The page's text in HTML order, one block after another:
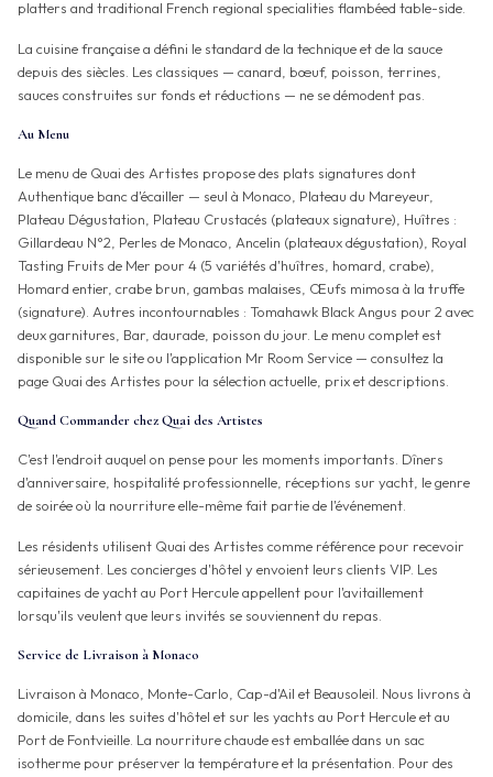
platters and traditional French regional specialities flambéed table-side.
La cuisine française a défini le standard de la technique et de la sauce
depuis des siècles. Les classiques — canard, bœuf, poisson, terrines,
sauces construites sur fonds et réductions — ne se démodent pas.
Au Menu
Le menu de Quai des Artistes propose des plats signatures dont
Authentique banc d'écailler — seul à Monaco, Plateau du Mareyeur,
Plateau Dégustation, Plateau Crustacés (plateaux signature), Huîtres :
Gillardeau N°2, Perles de Monaco, Ancelin (plateaux dégustation), Royal
Tasting Fruits de Mer pour 4 (5 variétés d'huîtres, homard, crabe),
Homard entier, crabe brun, gambas malaises, Œufs mimosa à la truffe
(signature). Autres incontournables : Tomahawk Black Angus pour 2 avec
deux garnitures, Bar, daurade, poisson du jour. Le menu complet est
disponible sur le site ou l'application Mr Room Service — consultez la
page Quai des Artistes pour la sélection actuelle, prix et descriptions.
Quand Commander chez Quai des Artistes
C'est l'endroit auquel on pense pour les moments importants. Dîners
d'anniversaire, hospitalité professionnelle, réceptions sur yacht, le genre
de soirée où la nourriture elle-même fait partie de l'événement.
Les résidents utilisent Quai des Artistes comme référence pour recevoir
sérieusement. Les concierges d'hôtel y envoient leurs clients VIP. Les
capitaines de yacht au Port Hercule appellent pour l'avitaillement
lorsqu'ils veulent que leurs invités se souviennent du repas.
Service de Livraison à Monaco
Livraison à Monaco, Monte-Carlo, Cap-d'Ail et Beausoleil. Nous livrons à
domicile, dans les suites d'hôtel et sur les yachts au Port Hercule et au
Port de Fontvieille. La nourriture chaude est emballée dans un sac
isotherme pour préserver la température et la présentation. Pour des